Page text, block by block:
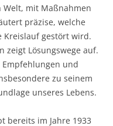
mit Maßnahmen
präzise, welche
Kreislauf gestört wird.
zeigt Lösungswege auf.
und
zu seinem
unseres Lebens.
bereits im Jahre 1933